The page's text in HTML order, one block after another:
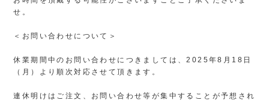
せ。
＜お問い合わせについて＞
休業期間中のお問い合わせにつきましては、2025年8月18日
（月）より順次対応させて頂きます。
連休明けはご注文、お問い合わせ等が集中することが予想され